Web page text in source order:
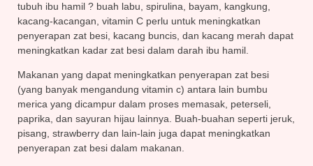
tubuh ibu hamil ? buah labu, spirulina, bayam, kangkung,
kacang-kacangan, vitamin C perlu untuk meningkatkan
penyerapan zat besi, kacang buncis, dan kacang merah dapat
meningkatkan kadar zat besi dalam darah ibu hamil.
Makanan yang dapat meningkatkan penyerapan zat besi
(yang banyak mengandung vitamin c) antara lain bumbu
merica yang dicampur dalam proses memasak, peterseli,
paprika, dan sayuran hijau lainnya. Buah-buahan seperti jeruk,
pisang, strawberry dan lain-lain juga dapat meningkatkan
penyerapan zat besi dalam makanan.